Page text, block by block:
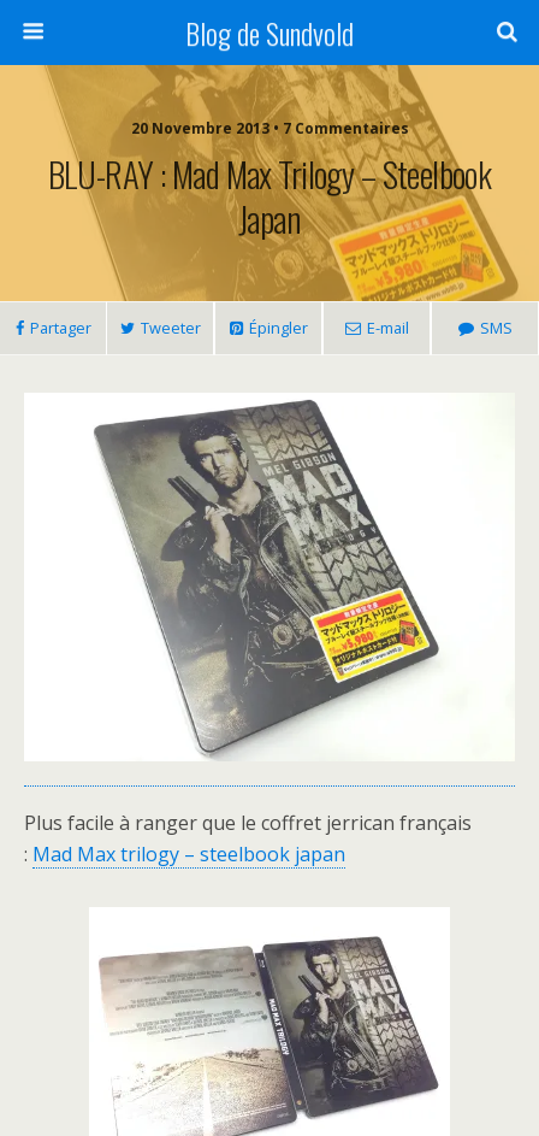
Blog de Sundvold
20 Novembre 2013 • 7 Commentaires
BLU-RAY : Mad Max Trilogy – Steelbook
Japan
Partager Tweeter Épingler E-mail SMS
Plus facile à ranger que le coffret jerrican français
: Mad Max trilogy – steelbook japan